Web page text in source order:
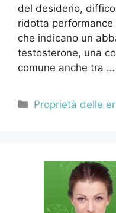
del desiderio,
ridotta performance
che indicano un
testosterone, una
comune anche tra …
Categorie
Proprietà delle